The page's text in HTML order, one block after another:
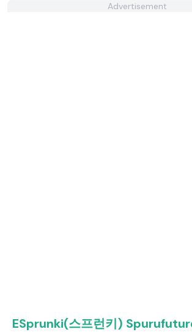
Advertisement
ESprunki(스프런키)